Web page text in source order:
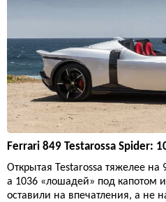
Ferrari 849 Testarossa Spider:
Открытая Testarossa тяжелее на
а 1036 «лошадей» под капотом
оставили на впечатления, а не